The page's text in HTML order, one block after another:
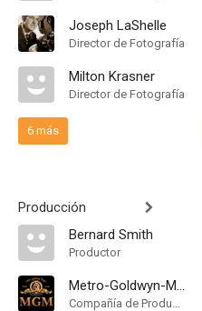
Joseph LaShelle
Director de Fotografía
Milton Krasner
Director de Fotografía
6 más
Producción
Bernard Smith
Productor
Metro-Goldwyn-Mayer
Compañía de Produccion